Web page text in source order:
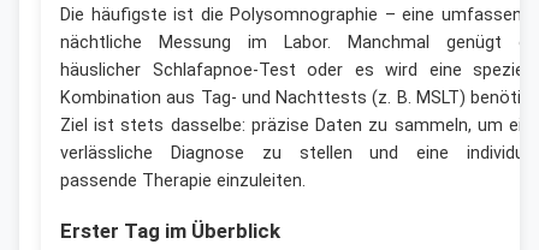
Die häufigste ist die Polysomnographie – eine
nächtliche Messung im Labor. Manchmal genügt
häuslicher Schlafapnoe-Test oder es wird eine
Kombination aus Tag- und Nachttests (z. B. MSLT)
Ziel ist stets dasselbe: präzise Daten zu sammeln, um
verlässliche Diagnose zu stellen und eine
passende Therapie einzuleiten.
Erster Tag im Überblick